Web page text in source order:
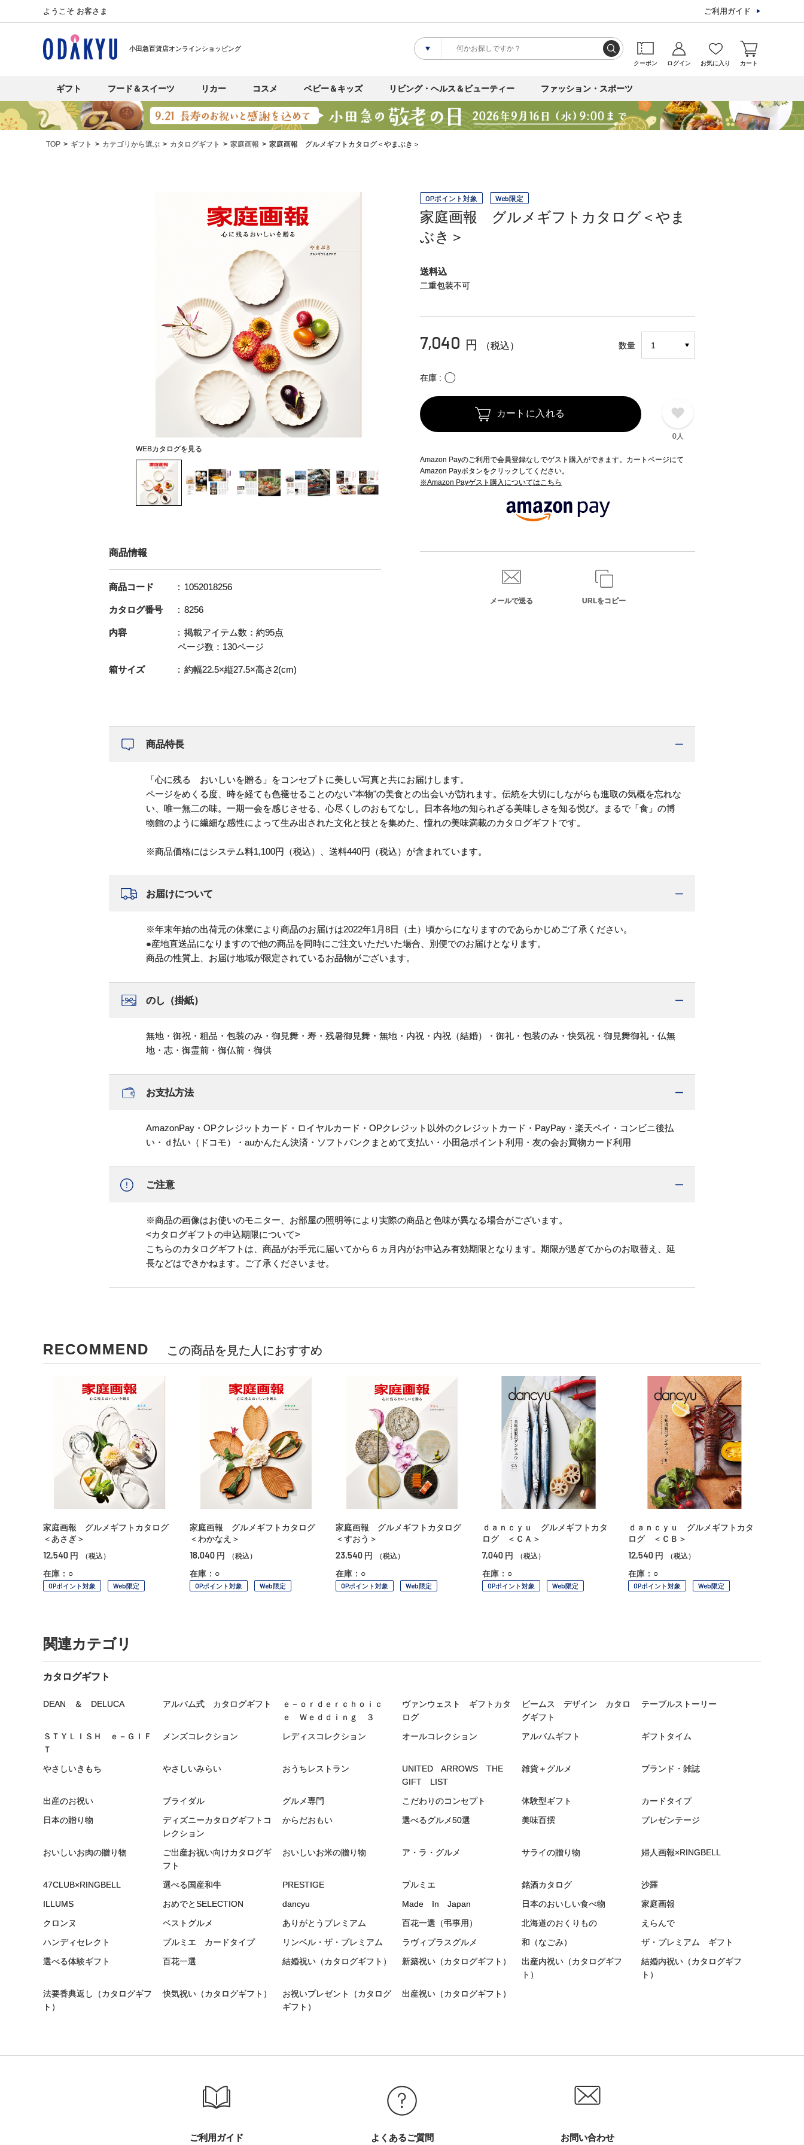
ようこそ お客さま ご利用ガイド
小田急百貨店オンラインショッピング
クーポン ログイン お気に入り カート
ギフト フード＆スイーツ リカー コスメ ベビー＆キッズ リビング・ヘルス＆ビューティー ファッション・スポーツ
TOP ギフト カテゴリから選ぶ カタログギフト 家庭画報 家庭画報 グルメギフトカタログ＜やまぶき＞
WEBカタログを見る
OPポイント対象 Web限定
家庭画報 グルメギフトカタログ＜やま
ぶき＞
送料込
二重包装不可
7,040 円 （税込） 数量
在庫 〇
カートに入れる
0人
Amazon Payのご利用で会員登録なしでゲスト購入ができます。カートページにて
Amazon Payボタンをクリックしてください。
※Amazon Payゲスト購入についてはこちら
メールで送る URLをコピー
商品情報
商品コード 1052018256
カタログ番号 8256
内容
掲載アイテム数：約95点
ページ数：130ページ
箱サイズ 約幅22.5×縦27.5×高さ2(cm)
商品特長
「心に残る おいしいを贈る」をコンセプトに美しい写真と共にお届けします。
ページをめくる度、時を経ても色褪せることのない"本物"の美食との出会いが訪れます。伝統を大切にしながらも進取の気概を忘れな
い、唯一無二の味。一期一会を感じさせる、心尽くしのおもてなし。日本各地の知られざる美味しさを知る悦び。まるで「食」の博
物館のように繊細な感性によって生み出された文化と技とを集めた、憧れの美味満載のカタログギフトです。
※商品価格にはシステム料1,100円（税込）、送料440円（税込）が含まれています。
お届けについて
※年末年始の出荷元の休業により商品のお届けは2022年1月8日（土）頃からになりますのであらかじめご了承ください。
●産地直送品になりますので他の商品を同時にご注文いただいた場合、別便でのお届けとなります。
商品の性質上、お届け地域が限定されているお品物がございます。
のし（掛紙）
無地・御祝・粗品・包装のみ・御見舞・寿・残暑御見舞・無地・内祝・内祝（結婚）・御礼・包装のみ・快気祝・御見舞御礼・仏無
地・志・御霊前・御仏前・御供
お支払方法
AmazonPay・OPクレジットカード・ロイヤルカード・OPクレジット以外のクレジットカード・PayPay・楽天ペイ・コンビニ後払
い・ｄ払い（ドコモ）・auかんたん決済・ソフトバンクまとめて支払い・小田急ポイント利用・友の会お買物カード利用
ご注意
※商品の画像はお使いのモニター、お部屋の照明等により実際の商品と色味が異なる場合がございます。
<カタログギフトの申込期限について>
こちらのカタログギフトは、商品がお手元に届いてから６ヵ月内がお申込み有効期限となります。期限が過ぎてからのお取替え、延
長などはできかねます。ご了承くださいませ。
RECOMMEND この商品を見た人におすすめ
家庭画報 グルメギフトカタログ
＜あさぎ＞
12,540 円 （税込）
在庫：○
OPポイント対象 Web限定
家庭画報 グルメギフトカタログ
＜わかなえ＞
18,040 円 （税込）
在庫：○
OPポイント対象 Web限定
家庭画報 グルメギフトカタログ
＜すおう＞
23,540 円 （税込）
在庫：○
OPポイント対象 Web限定
ｄａｎｃｙｕ グルメギフトカタ
ログ ＜ＣＡ＞
7,040 円 （税込）
在庫：○
OPポイント対象 Web限定
ｄａｎｃｙｕ グルメギフトカタ
ログ ＜ＣＢ＞
12,540 円 （税込）
在庫：○
OPポイント対象 Web限定
関連カテゴリ
カタログギフト
DEAN ＆ DELUCA アルバム式 カタログギフト
ｅ－ｏｒｄｅｒｃｈｏｉｃ
ｅ Ｗｅｄｄｉｎｇ ３
ヴァンウェスト ギフトカタ
ログ
ビームス デザイン カタロ
グギフト
テーブルストーリー
ＳＴＹＬＩＳＨ ｅ－ＧＩＦ
Ｔ
メンズコレクション レディスコレクション オールコレクション アルバムギフト ギフトタイム
やさしいきもち やさしいみらい おうちレストラン
UNITED ARROWS THE
GIFT LIST
雑貨＋グルメ ブランド・雑誌
出産のお祝い ブライダル グルメ専門 こだわりのコンセプト 体験型ギフト
カードタイプ
日本の贈り物
ディズニーカタログギフトコ
レクション
からだおもい 選べるグルメ50選 美味百撰 プレゼンテージ
おいしいお肉の贈り物
ご出産お祝い向けカタログギ
フト
おいしいお米の贈り物 ア・ラ・グルメ サライの贈り物 婦人画報×RINGBELL
47CLUB×RINGBELL 選べる国産和牛 PRESTIGE プルミエ 銘酒カタログ
沙羅
ILLUMS
おめでとSELECTION dancyu Made In Japan 日本のおいしい食べ物
家庭画報
クロンヌ
ベストグルメ ありがとうプレミアム 百花一選（弔事用） 北海道のおくりもの
えらんで
ハンディセレクト
プルミエ カードタイプ リンベル・ザ・プレミアム ラヴィプラスグルメ 和（なごみ）
ザ・プレミアム ギフト
選べる体験ギフト
百花一選 結婚祝い（カタログギフト） 新築祝い（カタログギフト）
出産内祝い（カタログギフ
ト）
結婚内祝い（カタログギフ
ト）
法要香典返し（カタログギフ
ト）
快気祝い（カタログギフト）
お祝いプレゼント（カタログ
ギフト）
出産祝い（カタログギフト）
ご利用ガイド よくあるご質問 お問い合わせ